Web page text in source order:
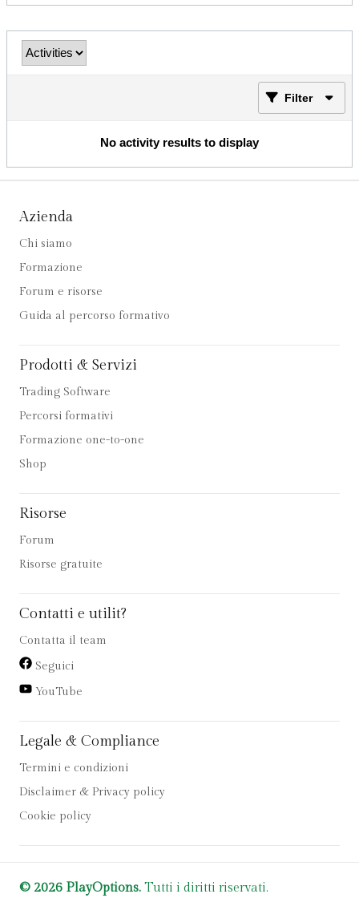
Filter
No activity results to display
Azienda
Chi siamo
Formazione
Forum e risorse
Guida al percorso formativo
Prodotti & Servizi
Trading Software
Percorsi formativi
Formazione one-to-one
Shop
Risorse
Forum
Risorse gratuite
Contatti e utilit?
Contatta il team
Seguici
YouTube
Legale & Compliance
Termini e condizioni
Disclaimer & Privacy policy
Cookie policy
© 2026 PlayOptions. Tutti i diritti riservati.